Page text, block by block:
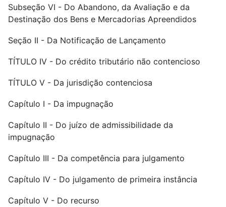
Subseção VI - Do Abandono, da Avaliação e da
Destinação dos Bens e Mercadorias Apreendidos
Seção II - Da Notificação de Lançamento
TÍTULO IV - Do crédito tributário não contencioso
TÍTULO V - Da jurisdição contenciosa
Capítulo I - Da impugnação
Capítulo II - Do juízo de admissibilidade da
impugnação
Capítulo III - Da competência para julgamento
Capítulo IV - Do julgamento de primeira instância
Capítulo V - Do recurso